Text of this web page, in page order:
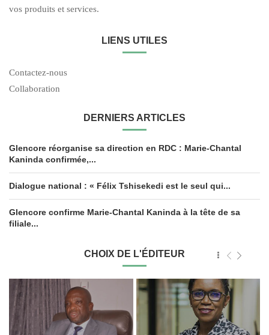
vos produits et services.
LIENS UTILES
Contactez-nous
Collaboration
DERNIERS ARTICLES
Glencore réorganise sa direction en RDC : Marie-Chantal
Kaninda confirmée,...
Dialogue national : « Félix Tshisekedi est le seul qui...
Glencore confirme Marie-Chantal Kaninda à la tête de sa
filiale...
CHOIX DE L'ÉDITEUR